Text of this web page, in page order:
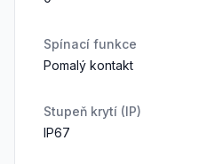
Spínací funkce
Pomalý kontakt
Stupeň krytí (IP)
IP67